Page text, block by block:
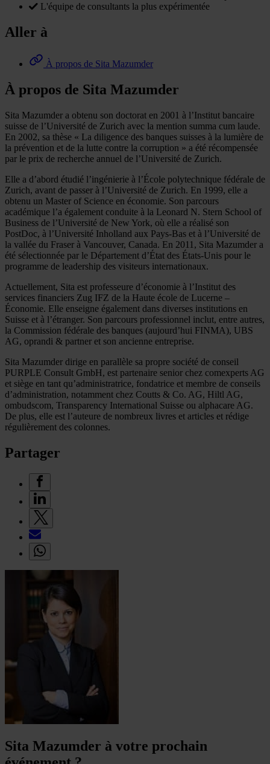
L'équipe de consultants la plus expérimentée
Aller à
À propos de Sita Mazumder
À propos de Sita Mazumder
Sita Mazumder a obtenu son doctorat en 2001 à l’Institut bancaire
suisse de l’Université de Zurich avec la mention summa cum laude.
En 2002, sa thèse « La diligence des banques suisses à la lumière de
la prévention et de la lutte contre la corruption » a été récompensée
par le prix de recherche annuel de l’Université de Zurich.
Elle a d’abord étudié l’ingénierie à l’École polytechnique fédérale de
Zurich, avant de passer à l’Université de Zurich. En 1999, elle a
obtenu un Master of Science en économie. Son parcours
académique l’a également conduite à la Leonard N. Stern School of
Business de l’Université de New York, où elle a réalisé son
PostDoc, à l’Université Inholland aux Pays-Bas et à l’Université de
la vallée du Fraser à Vancouver, Canada. En 2011, Sita Mazumder a
été sélectionnée par le Département d’État des États-Unis pour le
programme de leadership des visiteurs internationaux.
Actuellement, Sita est professeure d’économie à l’Institut des
services financiers Zug IFZ de la Haute école de Lucerne –
Économie. Elle enseigne également dans diverses institutions en
Suisse et à l’étranger. Son parcours professionnel inclut, entre autres,
la Commission fédérale des banques (aujourd’hui FINMA), UBS
AG, oprandi & partner et son ancienne entreprise.
Sita Mazumder dirige en parallèle sa propre société de conseil
PURPLE Consult GmbH, est partenaire senior chez comexperts AG
et siège en tant qu’administratrice, fondatrice et membre de conseils
d’administration, notamment chez Coutts & Co. AG, Hiltl AG,
ombudscom, Transparency International Suisse ou alphacare AG.
De plus, elle est l’auteure de nombreux livres et articles et rédige
régulièrement des colonnes.
Partager
Sita Mazumder à votre prochain